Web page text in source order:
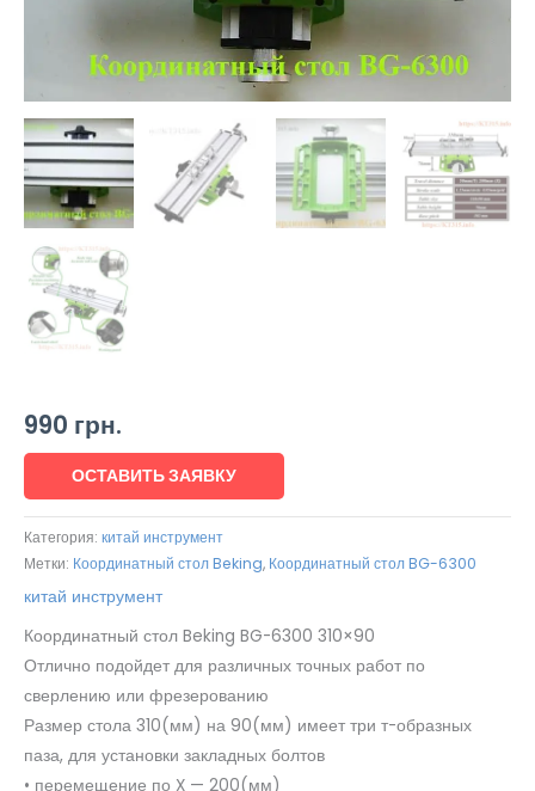
990 грн.
ОСТАВИТЬ ЗАЯВКУ
Категория: китай инструмент
Метки: Координатный стол Beking, Координатный стол BG-6300
китай инструмент
Координатный стол Beking BG-6300 310×90
Отлично подойдет для различных точных работ по
сверлению или фрезерованию
Размер стола 310(мм) на 90(мм) имеет три т-образных
паза, для установки закладных болтов
• перемещение по X — 200(мм)